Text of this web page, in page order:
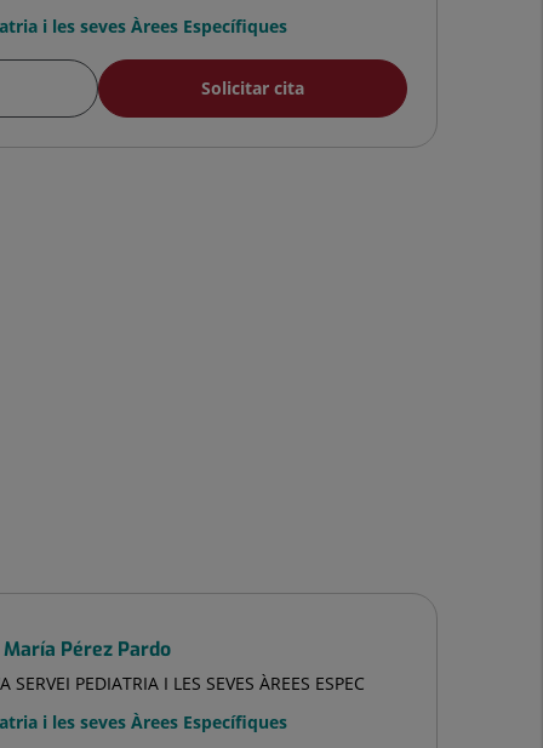
i les seves Àrees Específiques
Solicitar cita
Pérez Pardo
SERVEI PEDIATRIA I LES SEVES ÀREES ESPEC
i les seves Àrees Específiques